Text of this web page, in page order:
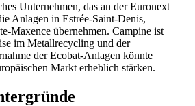
Unternehmen, das an der Euronext
Anlagen in Estrée-Saint-Denis,
Maxence übernehmen. Campine ist
im Metallrecycling und der
der Ecobat-Anlagen könnte
Markt erheblich stärken.